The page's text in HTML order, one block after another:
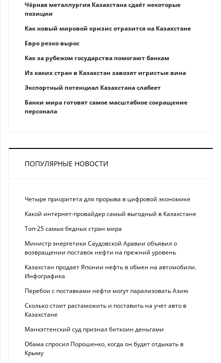
Чёрная металлургия Казахстана сдаёт некоторые
позиции
Как новый мировой кризис отразится на Казахстане
Eврo рeзкo вырос
Как за рубежом государства помогают банкам
Из каких стран в Казахстан завозят игристые вина
Экспортный потенциал Казахстана слабеет
Банки мира готовят самое масштабное сокращение
персонала
ПОПУЛЯРНЫЕ НОВОСТИ
Четыре приоритета для прорыва в цифровой экономике
Какой интернет-провайдер самый выгодный в Казахстане
Топ-25 самых бедных стран мира
Министр энергетики Саудовской Аравии объявил о
возвращении поставок нефти на прежний уровень
Казахстан продает Японии нефть в обмен на автомобили.
Инфографика
Перебои с поставками нефти могут парализовать Азию
Сколько стоит растаможить и поставить на учёт авто в
Казахстане
Манхэттенский суд признал биткоин деньгами
Обама спросил Порошенко, когда он будет отдыхать в
Крыму